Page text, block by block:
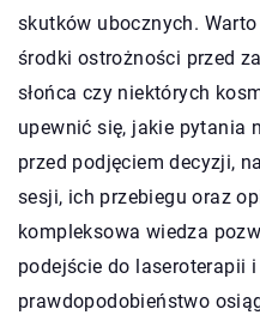
skutków ubocznych.
środki ostrożności przed
słońca czy niektórych
upewnić się, jakie pytania
przed podjęciem decyzji,
sesji, ich przebiegu oraz
kompleksowa wiedza
podejście do laseroterapii
prawdopodobieństwo